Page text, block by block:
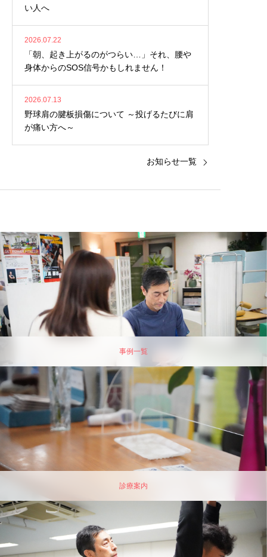
い人へ
2026.07.22
「朝、起き上がるのがつらい…」それ、腰や
身体からのSOS信号かもしれません！
2026.07.13
野球肩の腱板損傷について ～投げるたびに肩
が痛い方へ～
お知らせ一覧
事例一覧
診療案内